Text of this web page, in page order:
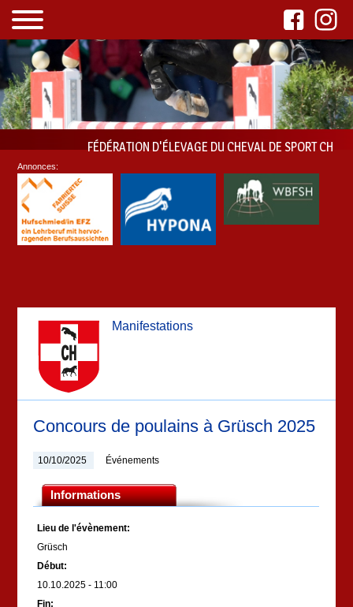
FÉDÉRATION D'ÉLEVAGE DU CHEVAL DE SPORT CH
Manifestations
Concours de poulains à Grüsch 2025
10/10/2025 Événements
Informations
Lieu de l'évènement:
Grüsch
Début:
10.10.2025 - 11:00
Fin:
Annonces: